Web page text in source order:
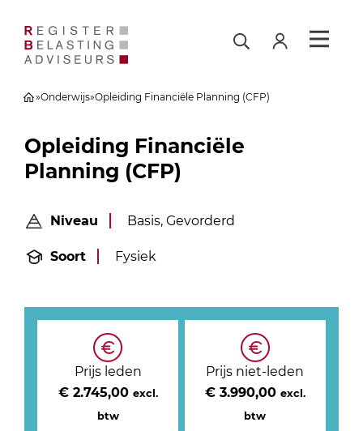
»Onderwijs»Opleiding Financiële Planning (CFP)
Opleiding Financiële
Planning (CFP)
Niveau Basis, Gevorderd
Soort Fysiek
Prijs leden
€ 2.745,00 excl.
btw
Prijs niet-leden
€ 3.990,00 excl.
btw